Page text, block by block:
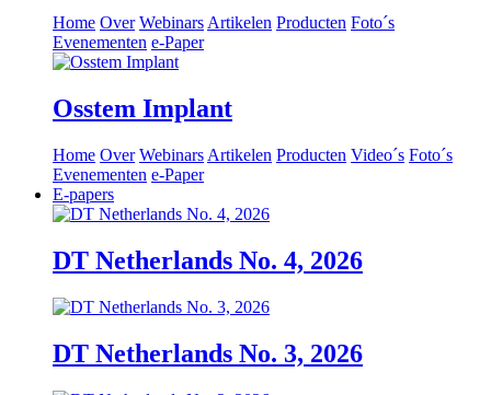
Home Over WebinarsArtikelen Producten Foto´s
Evenementen e-Paper
Osstem Implant
Home Over Webinars Artikelen Producten Video´s Foto´s
Evenementen e-Paper
E-papers
DT Netherlands No. 4, 2026
DT Netherlands No. 3, 2026